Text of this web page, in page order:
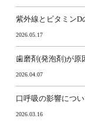
紫外線とビタミン
2026.05.17
歯磨剤(発泡剤)が原
2026.04.07
口呼吸の影響につ
2026.03.16